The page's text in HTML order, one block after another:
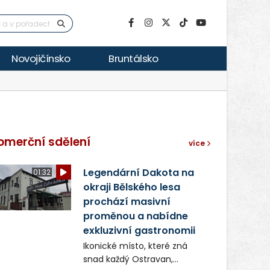
Novojičínsko Bruntálsko
sdělení více
01:32
Legendární Dakota na
okraji Bělského lesa
prochází masivní
proměnou a nabídne
exkluzivní gastronomii
Ikonické místo, které zná
snad každý Ostravan,